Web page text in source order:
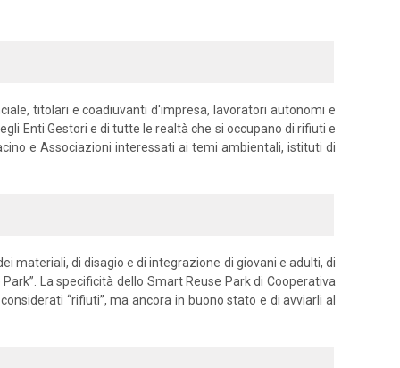
titolari e coadiuvanti d'impresa, lavoratori autonomi e
Enti Gestori e di tutte le realtà che si occupano di rifiuti e
e Associazioni interessati ai temi ambientali, istituti di
materiali, di disagio e di integrazione di giovani e adulti, di
La specificità dello Smart Reuse Park di Cooperativa
“rifiuti”, ma ancora in buono stato e di avviarli al